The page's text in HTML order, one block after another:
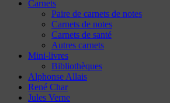
Carnets
Paire de carnets de notes
Carnets de notes
Carnets de santé
Autres carnets
Mini-livres
Bibliothèques
Alphonse Allais
René Char
Jules Verne